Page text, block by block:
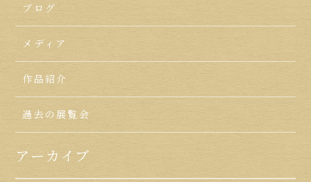
ブログ
メディア
作品紹介
過去の展覧会
アーカイブ